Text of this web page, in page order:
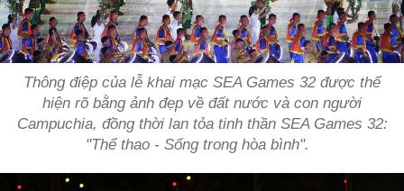
Thông điệp của lễ khai mạc SEA Games 32 được thể
hiện rõ bằng ảnh đẹp về đất nước và con người
Campuchia, đồng thời lan tỏa tinh thần SEA Games 32:
"Thể thao - Sống trong hòa bình".